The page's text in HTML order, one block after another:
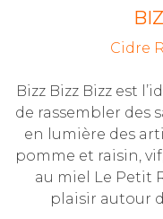
Cidre
Bizz Bizz Bizz est
de rassembler des
en lumière des
pomme et raisin,
au miel Le Petit
plaisir autour